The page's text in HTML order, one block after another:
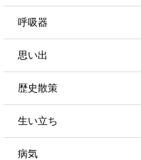
呼吸器
思い出
歴史散策
生い立ち
病気